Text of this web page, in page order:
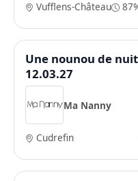
Vufflens-Château
Une nounou de
12.03.27
Ma Nanny
Cudrefin